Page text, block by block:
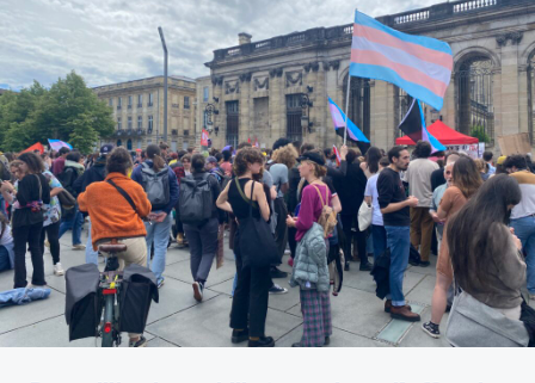
TRANSPHOBE »
BORDEAUX